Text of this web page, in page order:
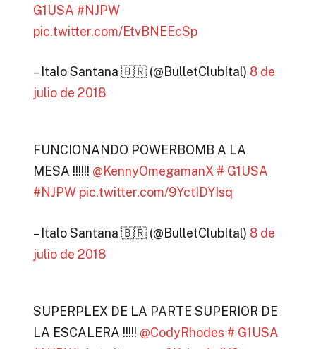
G1USA #NJPW
pic.twitter.com/EtvBNEEcSp
– Italo Santana 🇧🇷 (@BulletClubItal) 8 de
julio de 2018
FUNCIONANDO POWERBOMB A LA
MESA !!!!!! @KennyOmegamanX # G1USA
#NJPW pic.twitter.com/9YctIDYIsq
– Italo Santana 🇧🇷 (@BulletClubItal) 8 de
julio de 2018
SUPERPLEX DE LA PARTE SUPERIOR DE
LA ESCALERA !!!!! @CodyRhodes # G1USA